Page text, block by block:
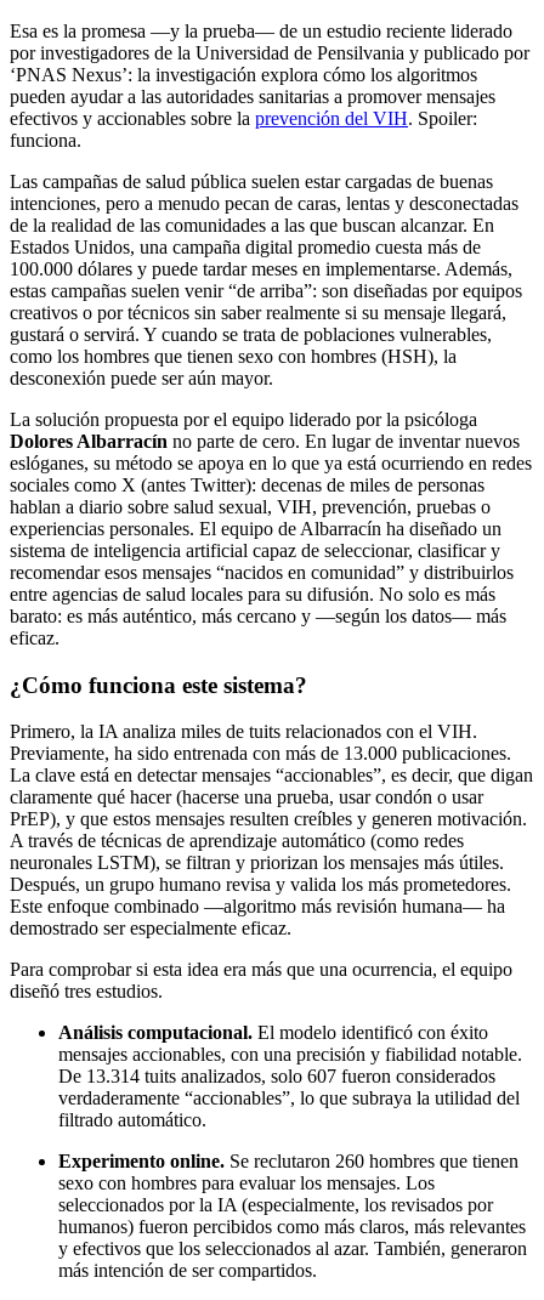
Esa es la promesa —y la prueba— de un estudio reciente liderado
por investigadores de la Universidad de Pensilvania y publicado por
‘PNAS Nexus’: la investigación explora cómo los algoritmos
pueden ayudar a las autoridades sanitarias a promover mensajes
efectivos y accionables sobre la prevención del VIH. Spoiler:
funciona.
Las campañas de salud pública suelen estar cargadas de buenas
intenciones, pero a menudo pecan de caras, lentas y desconectadas
de la realidad de las comunidades a las que buscan alcanzar. En
Estados Unidos, una campaña digital promedio cuesta más de
100.000 dólares y puede tardar meses en implementarse. Además,
estas campañas suelen venir “de arriba”: son diseñadas por equipos
creativos o por técnicos sin saber realmente si su mensaje llegará,
gustará o servirá. Y cuando se trata de poblaciones vulnerables,
como los hombres que tienen sexo con hombres (HSH), la
desconexión puede ser aún mayor.
La solución propuesta por el equipo liderado por la psicóloga
Dolores Albarracín no parte de cero. En lugar de inventar nuevos
eslóganes, su método se apoya en lo que ya está ocurriendo en redes
sociales como X (antes Twitter): decenas de miles de personas
hablan a diario sobre salud sexual, VIH, prevención, pruebas o
experiencias personales. El equipo de Albarracín ha diseñado un
sistema de inteligencia artificial capaz de seleccionar, clasificar y
recomendar esos mensajes “nacidos en comunidad” y distribuirlos
entre agencias de salud locales para su difusión. No solo es más
barato: es más auténtico, más cercano y —según los datos— más
eficaz.
¿Cómo funciona este sistema?
Primero, la IA analiza miles de tuits relacionados con el VIH.
Previamente, ha sido entrenada con más de 13.000 publicaciones.
La clave está en detectar mensajes “accionables”, es decir, que digan
claramente qué hacer (hacerse una prueba, usar condón o usar
PrEP), y que estos mensajes resulten creíbles y generen motivación.
A través de técnicas de aprendizaje automático (como redes
neuronales LSTM), se filtran y priorizan los mensajes más útiles.
Después, un grupo humano revisa y valida los más prometedores.
Este enfoque combinado —algoritmo más revisión humana— ha
demostrado ser especialmente eficaz.
Para comprobar si esta idea era más que una ocurrencia, el equipo
diseñó tres estudios.
Análisis computacional. El modelo identificó con éxito
mensajes accionables, con una precisión y fiabilidad notable.
De 13.314 tuits analizados, solo 607 fueron considerados
verdaderamente “accionables”, lo que subraya la utilidad del
filtrado automático.
Experimento online. Se reclutaron 260 hombres que tienen
sexo con hombres para evaluar los mensajes. Los
seleccionados por la IA (especialmente, los revisados por
humanos) fueron percibidos como más claros, más relevantes
y efectivos que los seleccionados al azar. También, generaron
más intención de ser compartidos.